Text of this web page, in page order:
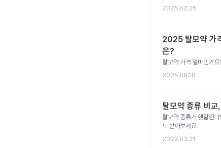
2025.02.25
2025 탈모약 가
은?
탈모약 가격 얼마인가
2025.09.18
탈모약 종류 비
탈모약 종류가 헷갈린
도 받아보세요.
2023.03.31